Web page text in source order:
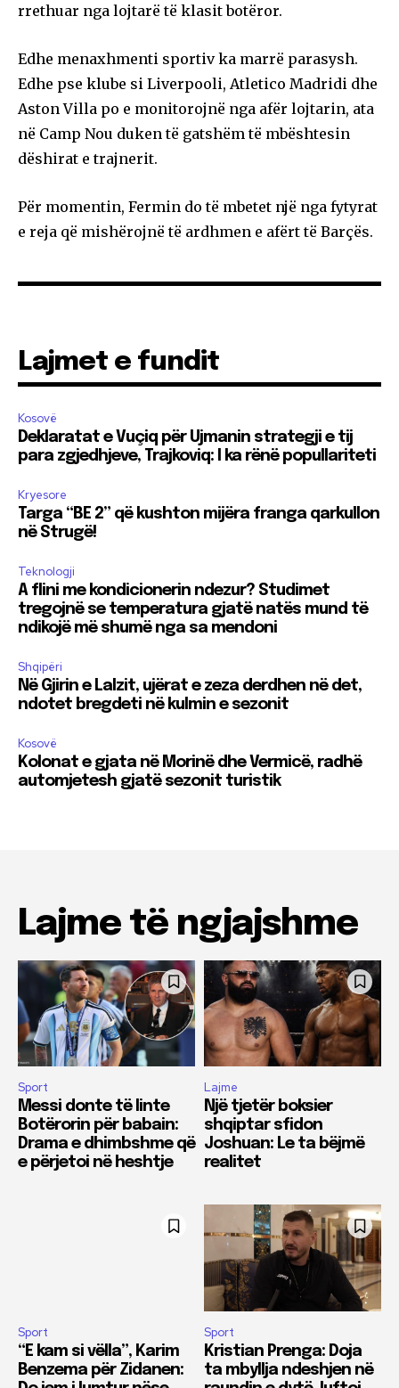
rrethuar nga lojtarë të klasit botëror.
Edhe menaxhmenti sportiv ka marrë parasysh.
Edhe pse klube si Liverpooli, Atletico Madridi dhe
Aston Villa po e monitorojnë nga afër lojtarin, ata
në Camp Nou duken të gatshëm të mbështesin
dëshirat e trajnerit.
Për momentin, Fermin do të mbetet një nga fytyrat
e reja që mishërojnë të ardhmen e afërt të Barçës.
Lajmet e fundit
Kosovë
Deklaratat e Vuçiq për Ujmanin strategji e tij
para zgjedhjeve, Trajkoviq: I ka rënë popullariteti
Kryesore
Targa “BE 2” që kushton mijëra franga qarkullon
në Strugë!
Teknologji
A flini me kondicionerin ndezur? Studimet
tregojnë se temperatura gjatë natës mund të
ndikojë më shumë nga sa mendoni
Shqipëri
Në Gjirin e Lalzit, ujërat e zeza derdhen në det,
ndotet bregdeti në kulmin e sezonit
Kosovë
Kolonat e gjata në Morinë dhe Vermicë, radhë
automjetesh gjatë sezonit turistik
Lajme të ngjajshme
Sport
Messi donte të linte
Botërorin për babain:
Drama e dhimbshme që
e përjetoi në heshtje
Lajme
Një tjetër boksier
shqiptar sfidon
Joshuan: Le ta bëjmë
realitet
Sport
“E kam si vëlla”, Karim
Benzema për Zidanen:
Sport
Kristian Prenga: Doja
ta mbyllja ndeshjen në